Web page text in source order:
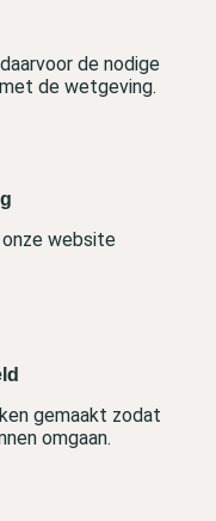
de nodige
de wetgeving.
onze website
gemaakt zodat
omgaan.